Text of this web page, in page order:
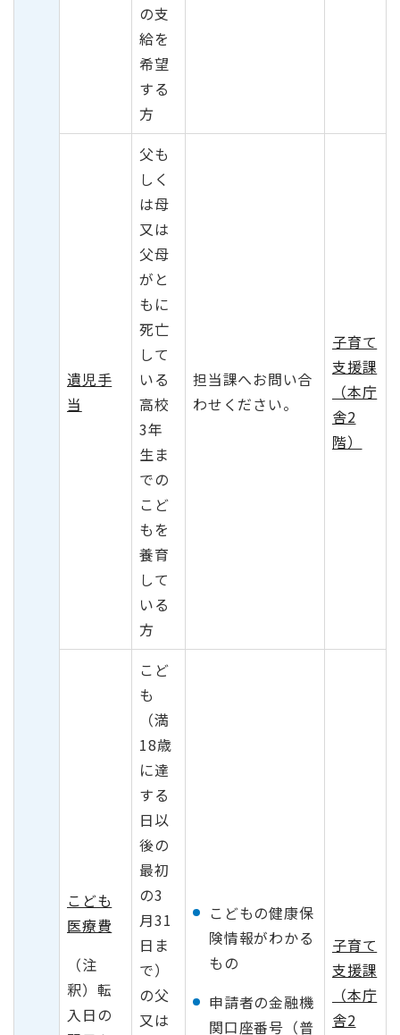
の支
給を
希望
する
方
遺児手
当
父も
しく
は母
又は
父母
がと
もに
死亡
して
いる
高校
3年
生ま
での
こど
もを
養育
して
いる
方
担当課へお問い合
わせください。
子育て
支援課
（本庁
舎2
階）
こども
医療費
（注
釈）転
入日の
こど
も
（満
18歳
に達
する
日以
後の
最初
の3
月31
日ま
で）
の父
又は
こどもの健康保
険情報がわかる
もの
申請者の金融機
関口座番号（普
子育て
支援課
（本庁
舎2